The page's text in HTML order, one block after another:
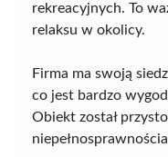
rekreacyjnych. To
relaksu w okolicy.
Firma ma swoją
co jest bardzo
Obiekt został